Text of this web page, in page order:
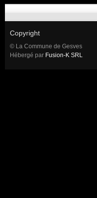
Copyright
© La Commune de Gesves
Hébergé par Fusion-K SRL